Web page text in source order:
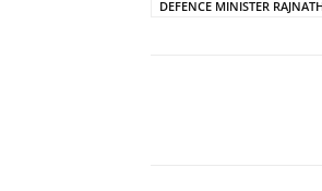
DEFENCE MINISTER